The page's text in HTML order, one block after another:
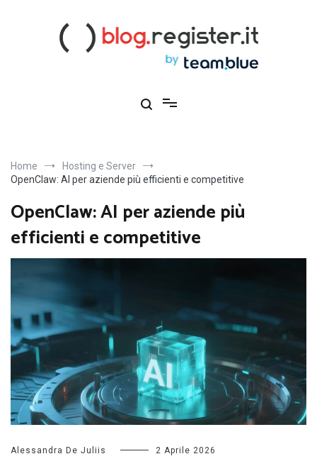
Home
Hosting e Server
OpenClaw: AI per aziende più efficienti e competitive
OpenClaw: AI per aziende più
efficienti e competitive
Alessandra De Juliis 2 Aprile 2026